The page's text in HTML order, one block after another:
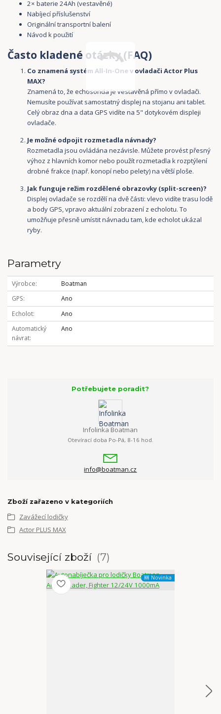
2× baterie 24Ah (vestavěné)
Nabíjecí příslušenství
Originální transportní balení
Návod k použití
Často kladené otázky (FAQ)
Co znamená systém All-In-One v ovladači Actor Plus
MAX?
Znamená to, že echosonda je vestavěná přímo v ovladači.
Nemusíte používat samostatný displej na stojanu ani tablet.
Celý obraz dna a data GPS vidíte na 5" dotykovém displeji
ovladače.
Je možné odpojit rozmetadla návnady?
Rozmetadla jsou ovládána nezávisle. Můžete provést přesný
výhoz z hlavních komor nebo použít rozmetadla k rozptýlení
drobné frakce (např. konopí nebo pelety) na větší ploše.
Jak funguje režim rozdělené obrazovky (split-screen)?
Displej ovladače se rozdělí na dvě části: vlevo vidíte trasu lodě
a body GPS, vpravo aktuální zobrazení z echolotu. To
umožňuje přesně umístit návnadu tam, kde echolot ukázal
ryby.
Parametry
Výrobce
Boatman
GPS
Ano
Echolot
Ano
Automatický
návrat
Ano
Potřebujete poradit?
Infolinka Boatman
Otevírací doba Po-Pá, 8-16 hod.
info@boatman.cz
Zboží zařazeno v kategoriích
Zavážecí lodičky
Actor PLUS MAX
Související zboží 7
🆕 Novinka